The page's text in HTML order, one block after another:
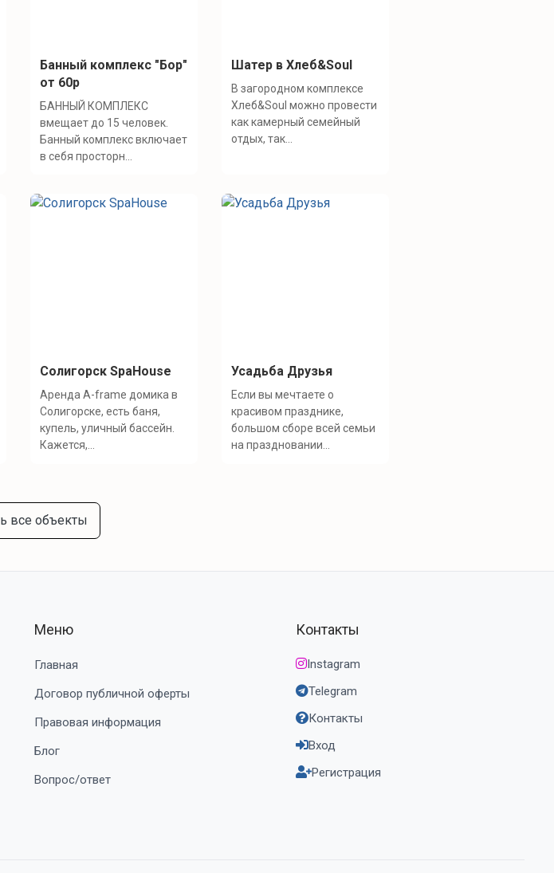
Банный комплекс "Бор"
от 60р
БАННЫЙ КОМПЛЕКС
вмещает до 15 человек.
Банный комплекс включает
в себя просторн...
Шатер в Хлеб&Soul
В загородном комплексе
Хлеб&Soul можно провести
как камерный семейный
отдых, так...
Солигорск SpaHouse
Аренда A-frame домика в
Солигорске, есть баня,
купель, уличный бассейн.
Кажется,...
Усадьба Друзья
Если вы мечтаете о
красивом празднике,
большом сборе всей семьи
на праздновании...
все объекты
Меню
Главная
Договор публичной оферты
Правовая информация
Блог
Вопрос/ответ
Контакты
Instagram
Telegram
Контакты
Вход
Регистрация